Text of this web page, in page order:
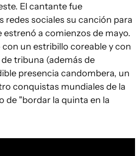
El cantante fue
redes sociales su canción para
estrenó a comienzos de mayo.
un estribillo coreable y con
tribuna (además de
presencia candombera, un
conquistas mundiales de la
de "bordar la quinta en la